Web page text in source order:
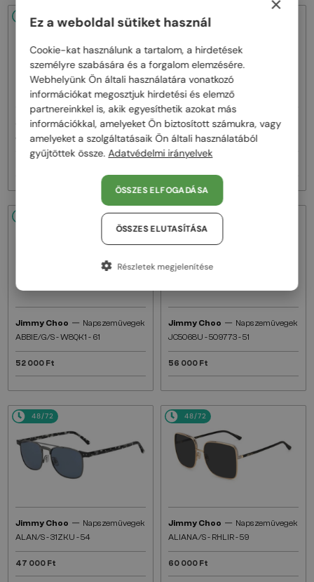
48/72
Jimmy Choo—Napszemüvegek
JC4012 - 300613 - 60
48/72
Jimmy Choo—Napszemüvegek
JC4012 - 300620 - 60
Jimmy Choo — Napszemüvegek
ABBIE/G/S - W8QK1 - 61
52 000 Ft
48/72
Jimmy Choo — Napszemüvegek
JC5068U - 509773 - 51
56 000 Ft
48/72
Jimmy Choo — Napszemüvegek
ALAN/S - 31ZKU - 54
47 000 Ft
48/72
Jimmy Choo — Napszemüvegek
ALIANA/S - RHLIR - 59
60 000 Ft
Ez a weboldal sütiket használ
Cookie-kat használunk a tartalom, a hirdetések
személyre szabására és a forgalom elemzésére.
Webhelyünk Ön általi használatára vonatkozó
információkat megosztjuk hirdetési és elemző
partnereinkkel is, akik egyesíthetik azokat más
információkkal, amelyeket Ön biztosított számukra, vagy
amelyeket a szolgáltatásaik Ön általi használatából
gyűjtöttek össze.Adatvédelmi irányelvek
ÖSSZES ELFOGADÁSA
ÖSSZES ELUTASÍTÁSA
Részletek megjelenítése